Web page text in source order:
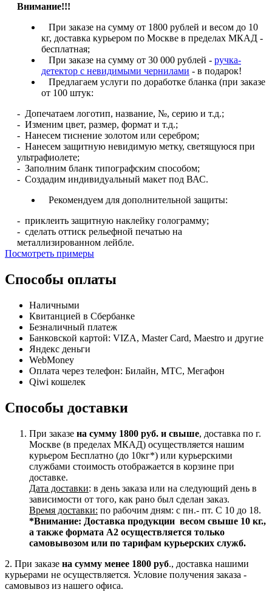
Внимание!!!
При заказе на сумму от 1800 рублей и весом до 10
кг, доставка курьером по Москве в пределах МКАД -
бесплатная;
При заказе на сумму от 30 000 рублей - ручка-
детектор с невидимыми чернилами - в подарок!
Предлагаем услуги по доработке бланка (при заказе
от 100 штук:
- Допечатаем логотип, название, №, серию и т.д.;
- Изменим цвет, размер, формат и т.д.;
- Нанесем тиснение золотом или серебром;
- Нанесем защитную невидимую метку, светящуюся при
ультрафиолете;
- Заполним бланк типографским способом;
- Создадим индивидуальный макет под ВАС.
Рекомендуем для дополнительной защиты:
- приклеить защитную наклейку голограмму;
- сделать оттиск рельефной печатью на
металлизированном лейбле.
Посмотреть примеры
Способы оплаты
Наличными
Квитанцией в Сбербанке
Безналичный платеж
Банковской картой: VIZA, Master Card, Maestro и другие
Яндекс деньги
WebMoney
Оплата через телефон: Билайн, МТС, Мегафон
Qiwi кошелек
Способы доставки
При заказе на сумму 1800 руб. и свыше, доставка по г.
Москве (в пределах МКАД) осуществляется нашим
курьером Бесплатно (до 10кг*) или курьерскими
службами стоимость отображается в корзине при
доставке.
Дата доставки: в день заказа или на следующий день в
зависимости от того, как рано был сделан заказ.
Время доставки: по рабочим дням: с пн.- пт. С 10 до 18.
*Внимание: Доставка продукции весом свыше 10 кг.,
а также формата А2 осуществляется только
самовывозом или по тарифам курьерских служб.
2. При заказе на сумму менее 1800 руб., доставка нашими
курьерами не осуществляется. Условие получения заказа -
самовывоз из нашего офиса.